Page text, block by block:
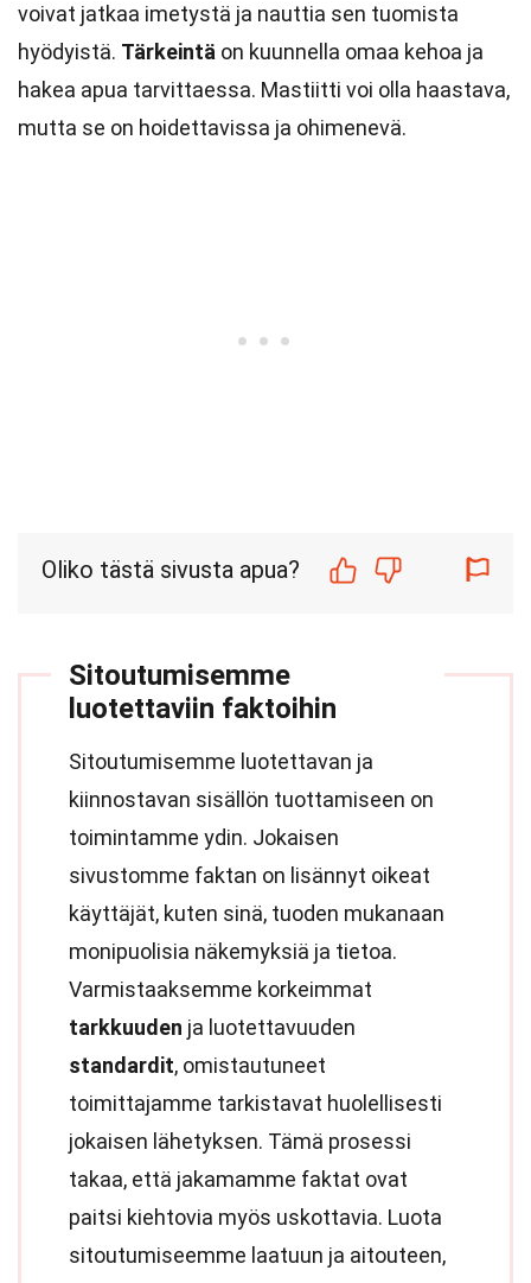
voivat jatkaa imetystä ja nauttia sen tuomista
hyödyistä. Tärkeintä on kuunnella omaa kehoa ja
hakea apua tarvittaessa. Mastiitti voi olla haastava,
mutta se on hoidettavissa ja ohimenevä.
Oliko tästä sivusta apua?
Sitoutumisemme
luotettaviin faktoihin
Sitoutumisemme luotettavan ja
kiinnostavan sisällön tuottamiseen on
toimintamme ydin. Jokaisen
sivustomme faktan on lisännyt oikeat
käyttäjät, kuten sinä, tuoden mukanaan
monipuolisia näkemyksiä ja tietoa.
Varmistaaksemme korkeimmat
tarkkuuden ja luotettavuuden
standardit, omistautuneet
toimittajamme tarkistavat huolellisesti
jokaisen lähetyksen. Tämä prosessi
takaa, että jakamamme faktat ovat
paitsi kiehtovia myös uskottavia. Luota
sitoutumiseemme laatuun ja aitouteen,